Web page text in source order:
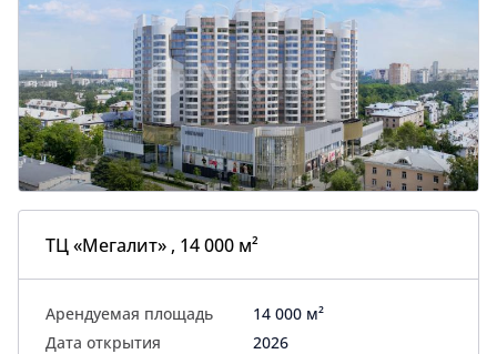
ТЦ «Мегалит» , 14 000 м²
Арендуемая площадь
14 000 м²
Дата открытия
2026